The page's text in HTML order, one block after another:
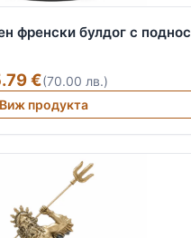
френски булдог с поднос
€(70.00 лв.)
Виж продукта